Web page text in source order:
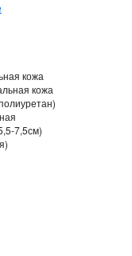
кожа
кожа
7,5см)